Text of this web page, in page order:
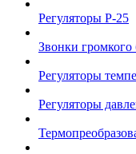
Регуляторы Р-25
Звонки
Регуляторы
Регуляторы